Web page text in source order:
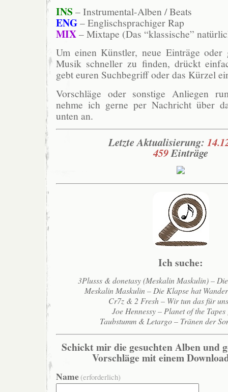
INS – Instrumental-Alben / Beats
ENG– Englischsprachiger Rap
MIX– Mixtape (Das “klassische”
Um einen Künstler, neue Einträge
Musik schneller zu finden, drückt
gebt euren Suchbegriff oder das Kürzel
Vorschläge oder sonstige Anliegen
nehme ich gerne per Nachricht über
unten an.
Letzte Aktualisierung:
459Einträge
Ich suche:
3Plusss & donetasy (Meskalin Maskulin) –
Meskalin Maskulin – Die Klapse hat
Cr7z & 2 Fresh – Wir tun das für
Joe Hennessy – Planet of the
Taubstumm & Letargo – Tränen der
Schickt mir die gesuchten Alben und
Vorschläge mit einem
Name (erforderlich)